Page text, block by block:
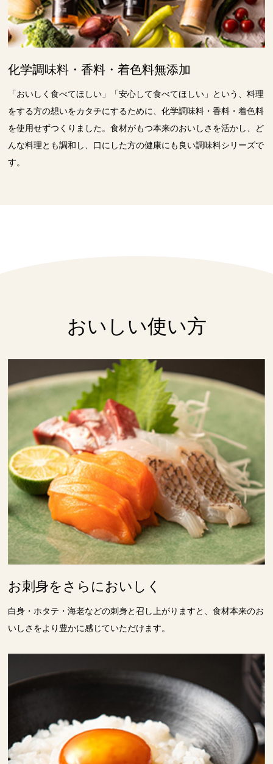
化学調味料・香料・着色料無添加
「おいしく食べてほしい」「安心して食べてほしい」という、料理
をする方の想いをカタチにするために、化学調味料・香料・着色料
を使用せずつくりました。食材がもつ本来のおいしさを活かし、ど
んな料理とも調和し、口にした方の健康にも良い調味料シリーズで
す。
おいしい使い方
お刺身をさらにおいしく
白身・ホタテ・海老などの刺身と召し上がりますと、食材本来のお
いしさをより豊かに感じていただけます。